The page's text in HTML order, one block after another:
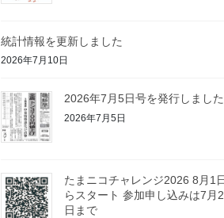
統計情報を更新しました
2026年7月10日
2026年7月5日号を発行しました
2026年7月5日
たまニコチャレンジ2026 8月1
らスタート 参加申し込みは7月
日まで